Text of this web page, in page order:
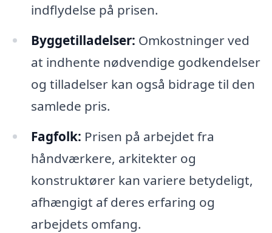
indflydelse på prisen.
Byggetilladelser: Omkostninger ved
at indhente nødvendige godkendelser
og tilladelser kan også bidrage til den
samlede pris.
Fagfolk: Prisen på arbejdet fra
håndværkere, arkitekter og
konstruktører kan variere betydeligt,
afhængigt af deres erfaring og
arbejdets omfang.